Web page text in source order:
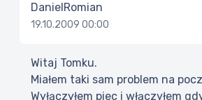
DanielRomian
19.10.2009 00:00
Witaj Tomku.
Miałem taki sam problem na
Wyłączyłem piec i włączyłem